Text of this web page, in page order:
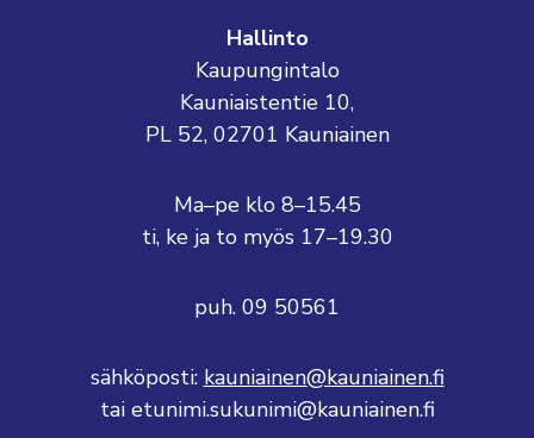
Hallinto
Kaupungintalo
Kauniaistentie 10,
PL 52, 02701 Kauniainen
Ma–pe klo 8–15.45
ti, ke ja to myös 17–19.30
puh. 09 50561
sähköposti: kauniainen@kauniainen.fi
tai etunimi.sukunimi@kauniainen.fi